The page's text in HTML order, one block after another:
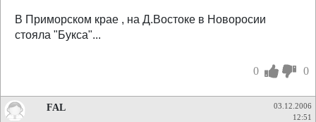
В Приморском крае , на Д.Востоке в Новоросии
стояла "Букса"...
0 0
FAL
03.12.2006
12:51